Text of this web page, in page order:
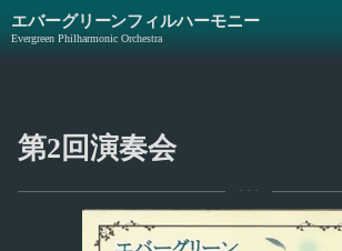
エバーグリーンフィルハーモニー
Evergreen Philharmonic Orchestra
第2回演奏会